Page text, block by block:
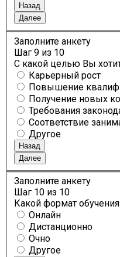
Назад
Далее
Заполните анкету
Шаг 9 из 10
С какой целью Вы
Карьерный рост
Повышение
Получение новых
Требования
Соответствие
Другое
Назад
Далее
Заполните анкету
Шаг 10 из 10
Какой формат
Онлайн
Дистанционно
Очно
Другое